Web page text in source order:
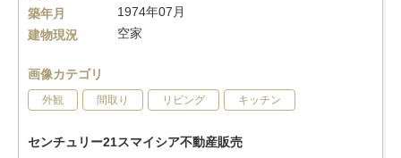
築年月
1974年07月
建物現況
空家
画像カテゴリ
外観 間取り リビング キッチン
センチュリー21スマイシア不動産販売